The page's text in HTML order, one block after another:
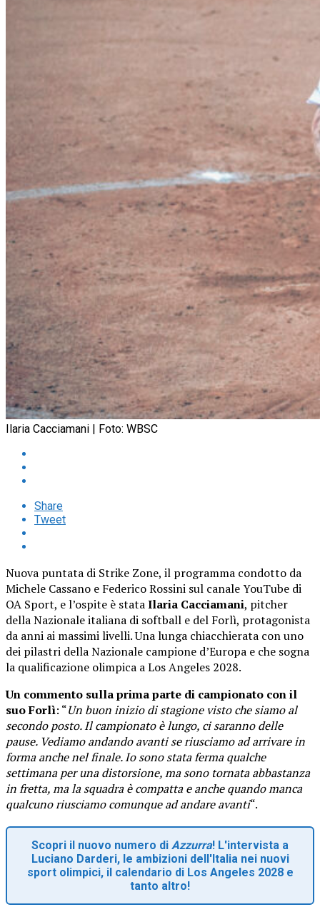
Ilaria Cacciamani | Foto: WBSC
Share
Tweet
Nuova puntata di Strike Zone, il programma condotto da
Michele Cassano e Federico Rossini sul canale YouTube di
OA Sport, e l’ospite è stataIlaria Cacciamani, pitcher
della Nazionale italiana di softball e del Forlì, protagonista
da anni ai massimi livelli. Una lunga chiacchierata con uno
dei pilastri della Nazionale campione d’Europa e che sogna
la qualificazione olimpica a Los Angeles 2028.
Un commento sulla prima parte di campionato con il
suo Forlì: “Un buon inizio di stagione visto che siamo al
secondo posto. Il campionato è lungo, ci saranno delle
pause. Vediamo andando avanti se riusciamo ad arrivare in
forma anche nel finale. Io sono stata ferma qualche
settimana per una distorsione, ma sono tornata abbastanza
in fretta, ma la squadra è compatta e anche quando manca
qualcuno riusciamo comunque ad andare avanti“.
Scopri il nuovo numero di Azzurra! L'intervista a
Luciano Darderi, le ambizioni dell'Italia nei nuovi
sport olimpici, il calendario di Los Angeles 2028 e
tanto altro!